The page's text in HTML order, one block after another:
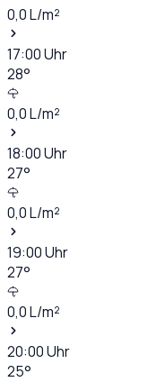
0,0L/m²
17:00Uhr
28°
0,0L/m²
18:00Uhr
27°
0,0L/m²
19:00Uhr
27°
0,0L/m²
20:00Uhr
25°